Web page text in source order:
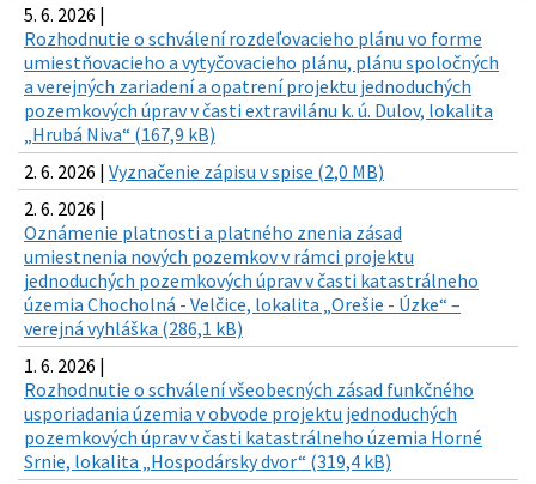
5. 6. 2026 |
Rozhodnutie o schválení rozdeľovacieho plánu vo forme
umiestňovacieho a vytyčovacieho plánu, plánu spoločných
a verejných zariadení a opatrení projektu jednoduchých
pozemkových úprav v časti extravilánu k. ú. Dulov, lokalita
„Hrubá Niva“ (167,9 kB)
2. 6. 2026 | Vyznačenie zápisu v spise (2,0 MB)
2. 6. 2026 |
Oznámenie platnosti a platného znenia zásad
umiestnenia nových pozemkov v rámci projektu
jednoduchých pozemkových úprav v časti katastrálneho
územia Chocholná - Velčice, lokalita „Orešie - Úzke“ –
verejná vyhláška (286,1 kB)
1. 6. 2026 |
Rozhodnutie o schválení všeobecných zásad funkčného
usporiadania územia v obvode projektu jednoduchých
pozemkových úprav v časti katastrálneho územia Horné
Srnie, lokalita „Hospodársky dvor“ (319,4 kB)